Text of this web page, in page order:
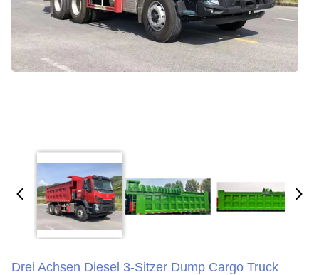
Drei Achsen Diesel 3-Sitzer Dump Cargo Truck